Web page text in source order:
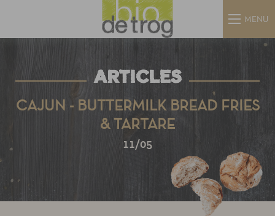
MENU
ARTICLES
CAJUN - BUTTERMILK BREAD FRIES
& TARTARE
11/05